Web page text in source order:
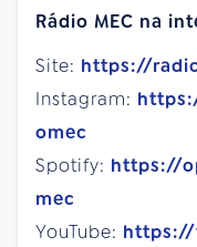
Rádio MEC na
Site: https://
Instagram:
omec
Spotify: https://
mec
YouTube: https://